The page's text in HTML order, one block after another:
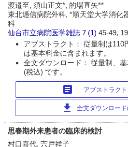
渡邉至, 須山正文*, 的場直矢**
東北逓信病院外科, *順天堂大学消化
科
仙台市立病院医学雑誌 7 (1)45-49,
アブストラクト： 従量制は110
は基本料金に含まれます。
全文ダウンロード： 従量制、
(税込) です。
article アブストラク
download 全文ダウンロー
思春期外来患者の臨床的検討
村口喜代, 宍戸祥子